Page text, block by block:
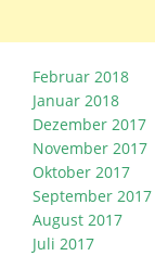
Februar 2018
Januar 2018
Dezember 2017
November 2017
Oktober 2017
September 2017
August 2017
Juli 2017